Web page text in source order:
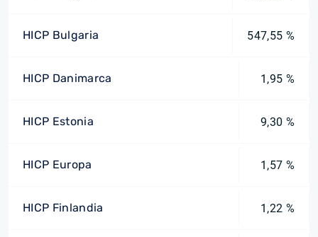
HICP Bulgaria 547,55 %
HICP Danimarca 1,95 %
HICP Estonia 9,30 %
HICP Europa 1,57 %
HICP Finlandia 1,22 %